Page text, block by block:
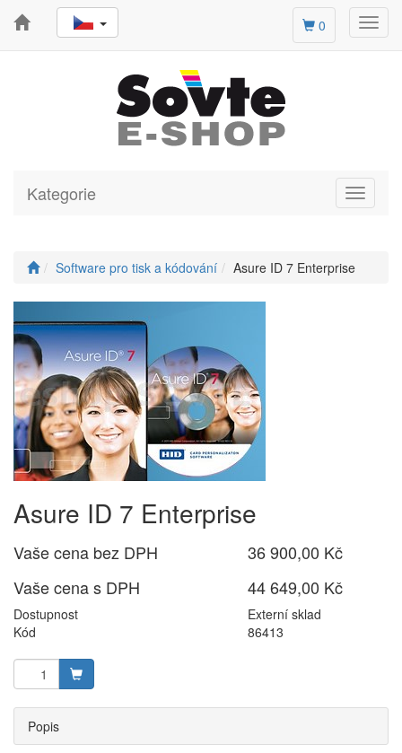
0
Toggle
Kategorie
Software pro tisk a kódování Asure ID 7 Enterprise
Asure ID 7 Enterprise
Vaše cena bez DPH
36 900,00 Kč
Vaše cena s DPH
44 649,00 Kč
Dostupnost
Externí sklad
Kód
86413
Popis